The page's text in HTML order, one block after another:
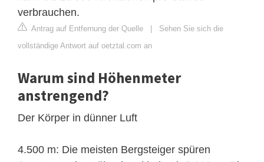
verbrauchen.
Antrag auf Entfernung der Quelle | Sehen Sie sich die
vollständige Antwort auf oetztal.com an
Warum sind Höhenmeter
anstrengend?
Der Körper in dünner Luft
4.500 m: Die meisten Bergsteiger spüren